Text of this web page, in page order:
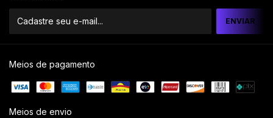
Meios de pagamento
Meios de envio